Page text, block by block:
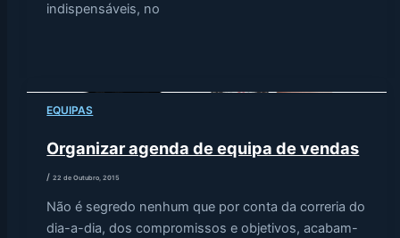
indispensáveis, no
EQUIPAS
Organizar agenda de equipa de vendas
/22 de Outubro, 2015
Não é segredo nenhum que por conta da correria do
dia-a-dia, dos compromissos e objetivos, acabam-